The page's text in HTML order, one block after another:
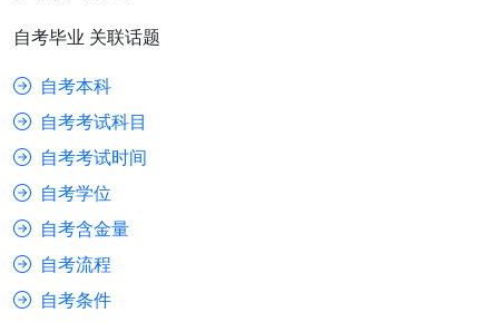
自考毕业 关联话题
自考本科
自考考试科目
自考考试时间
自考学位
自考含金量
自考流程
自考条件